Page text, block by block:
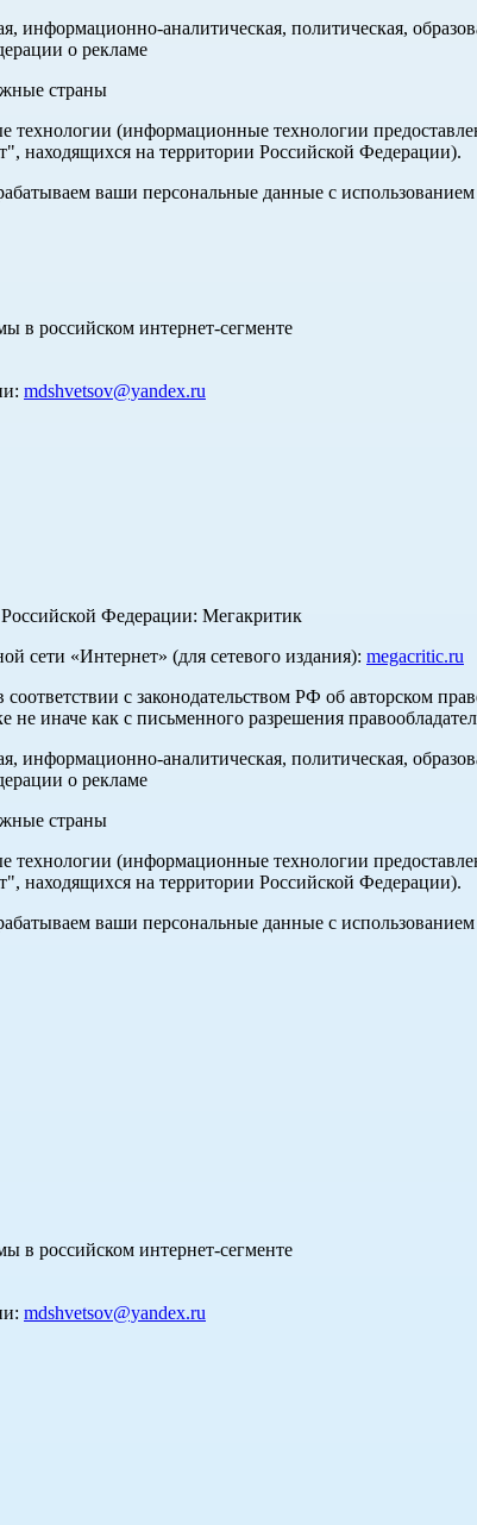
аналитическая, политическая,
о рекламе
страны
(информационные технологии
находящихся на территории Российской Федерации).
ваши персональные данные с
в российском интернет-сегменте
mdshvetsov@yandex.ru
Федерации: Мегакритик
сети «Интернет» (для сетевого издания): megacritic.ru
с законодательством РФ об авторском
иначе как с письменного разрешения
аналитическая, политическая,
о рекламе
страны
(информационные технологии
находящихся на территории Российской Федерации).
ваши персональные данные с
в российском интернет-сегменте
mdshvetsov@yandex.ru